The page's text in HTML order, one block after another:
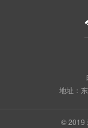
地址：
© 2019